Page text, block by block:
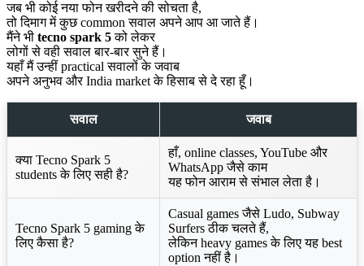
जब भी कोई नया फोन खरीदने की सोचता है,
तो दिमाग में कुछ common सवाल अपने आप आ जाते हैं।
मैंने भी tecno spark 5को लेकर
लोगों से वही सवाल बार-बार सुने हैं।
यहाँ मैं उन्हीं practical सवालों के जवाब
अपने अनुभव और India market के हिसाब से दे रहा हूँ।
सवाल जवाब
क्या Tecno Spark 5
students के लिए सही है?
हाँ, online classes, YouTube और
WhatsApp जैसे काम
यह फोन आराम से संभाल लेता है।
Tecno Spark 5 gaming के
लिए कैसा है?
Casual games जैसे Ludo, Subway
Surfers ठीक चलते हैं,
लेकिन heavy games के लिए यह best
option नहीं है।